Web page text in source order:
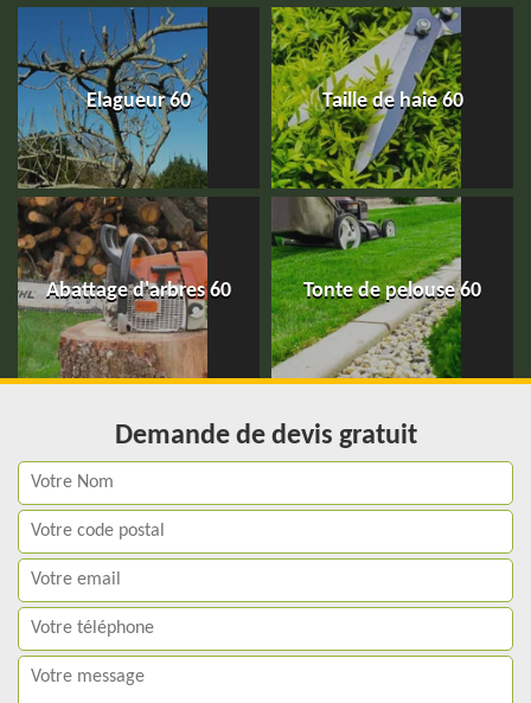
Elagueur 60 Taille de haie 60
Abattage d'arbres 60 Tonte de pelouse 60
Demande de devis gratuit